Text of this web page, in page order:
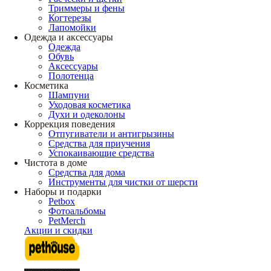
Триммеры и фены
Когтерезы
Лапомойки
Одежда и аксессуары
Одежда
Обувь
Аксессуары
Полотенца
Косметика
Шампуни
Уходовая косметика
Духи и одеколоны
Коррекция поведения
Отпугиватели и антигрызины
Средства для приучения
Успокаивающие средства
Чистота в доме
Средства для дома
Инструменты для чистки от шерсти
Наборы и подарки
Petbox
Фотоальбомы
PetMerch
Акции и скидки